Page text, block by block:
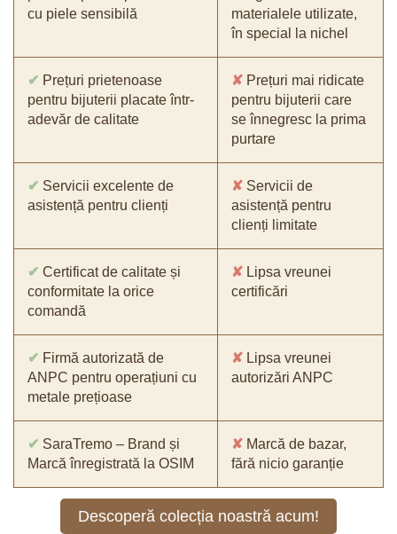
cu piele sensibilă
materialele utilizate,
în special la nichel
✔ Prețuri prietenoase
pentru bijuterii placate într-
adevăr de calitate
✘ Prețuri mai ridicate
pentru bijuterii care
se înnegresc la prima
purtare
✔ Servicii excelente de
asistență pentru clienți
✘ Servicii de
asistență pentru
clienți limitate
✔ Certificat de calitate și
conformitate la orice
comandă
✘ Lipsa vreunei
certificări
✔ Firmă autorizată de
ANPC pentru operațiuni cu
metale prețioase
✘ Lipsa vreunei
autorizări ANPC
✔ SaraTremo – Brand și
Marcă înregistrată la OSIM
✘ Marcă de bazar,
fără nicio garanție
Descoperă colecția noastră acum!